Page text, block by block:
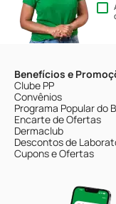
Benefícios e
Clube PP
Convênios
Programa Popular do
Encarte de Ofertas
Dermaclub
Descontos de
Cupons e Ofertas